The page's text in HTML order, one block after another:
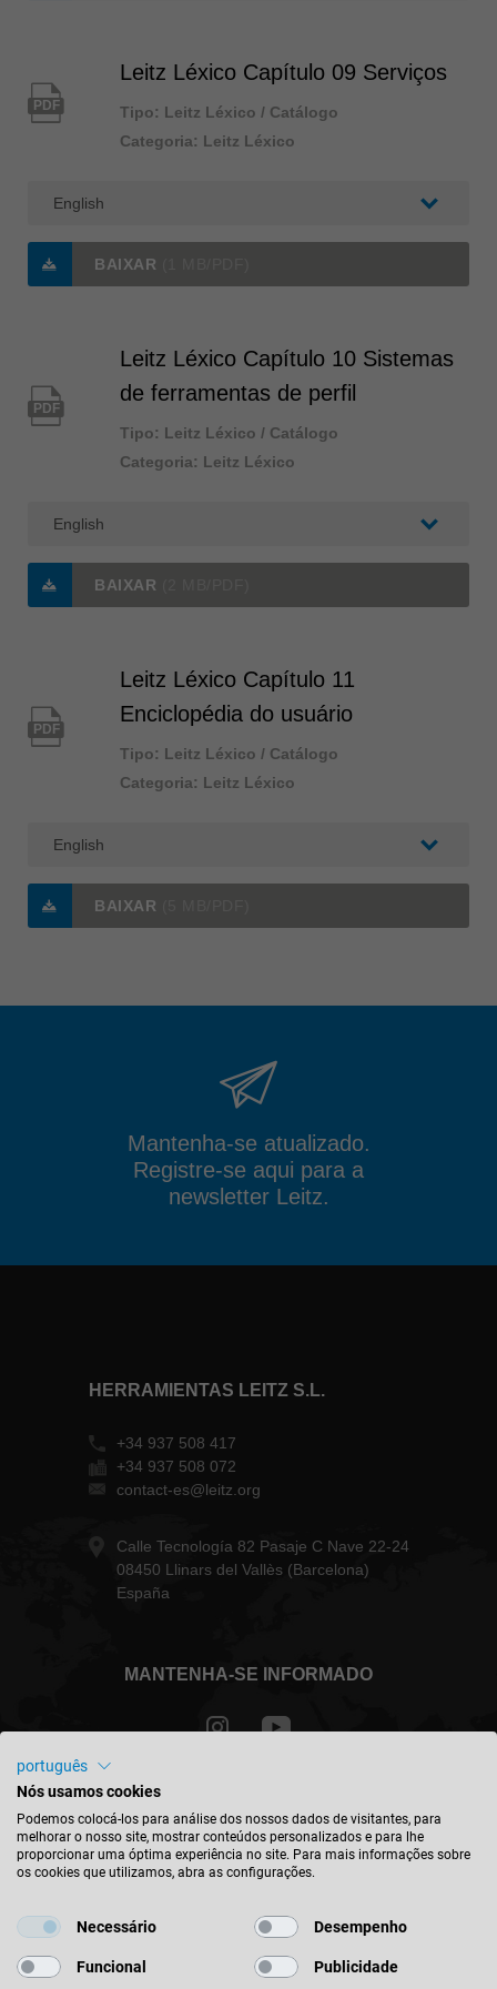
PDF
Leitz Léxico Capítulo 09 Serviços
Tipo: Leitz Léxico / Catálogo
Categoria: Leitz Léxico
BAIXAR
PDF
Leitz Léxico Capítulo 10 Sistemas
de ferramentas de perfil
Tipo: Leitz Léxico / Catálogo
Categoria: Leitz Léxico
BAIXAR
PDF
Leitz Léxico Capítulo 11
Enciclopédia do usuário
Tipo: Leitz Léxico / Catálogo
Categoria: Leitz Léxico
BAIXAR
Mantenha-se atualizado.
Registre-se aqui para a
newsletter Leitz.
HERRAMIENTAS LEITZ S.L.
+34 937 508 417
+34 937 508 072
contact-es@leitz.org
Calle Tecnología 82 Pasaje C Nave 22-24
08450 Llinars del Vallès (Barcelona)
España
MANTENHA-SE INFORMADO
ENCONTRAR A LOCALIZAÇÃO
português
Nós usamos cookies
Podemos colocá-los para análise dos nossos dados de visitantes, para
melhorar o nosso site, mostrar conteúdos personalizados e para lhe
proporcionar uma óptima experiência no site. Para mais informações sobre
os cookies que utilizamos, abra as configurações.
Necessário Desempenho
Funcional Publicidade